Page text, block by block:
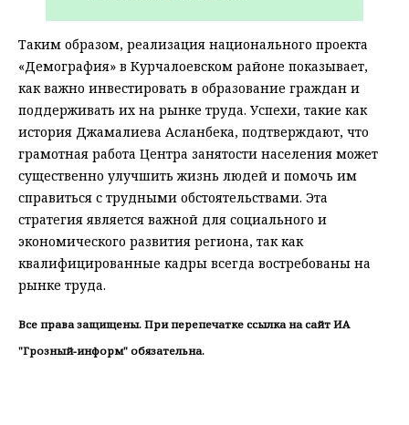
Таким образом, реализация национального проекта
«Демография» в Курчалоевском районе показывает,
как важно инвестировать в образование граждан и
поддерживать их на рынке труда. Успехи, такие как
история Джамалиева Асланбека, подтверждают, что
грамотная работа Центра занятости населения может
существенно улучшить жизнь людей и помочь им
справиться с трудными обстоятельствами. Эта
стратегия является важной для социального и
экономического развития региона, так как
квалифицированные кадры всегда востребованы на
рынке труда.
Все права защищены. При перепечатке ссылка на сайт ИА
"Грозный-информ" обязательна.